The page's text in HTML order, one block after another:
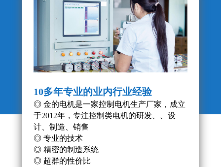
10多年专业的业内行业经验
◎ 金的电机是一家控制电机生产厂家，成立
于2012年，专注控制类电机的研发、、设
计、制造、销售
◎ 专业的技术
◎ 精密的制造系统
◎ 超群的性价比
◎ 所